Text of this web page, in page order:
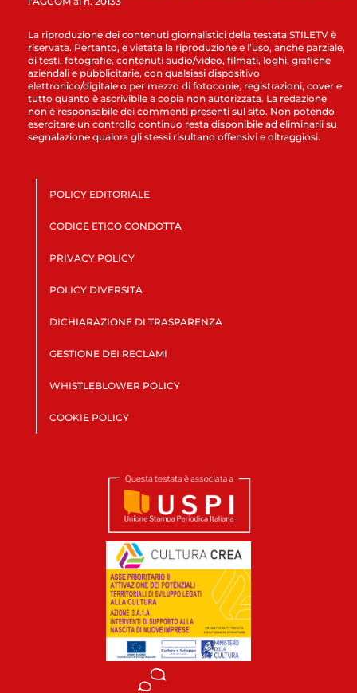
La riproduzione dei contenuti giornalistici della testata STILETV è
riservata. Pertanto, è vietata la riproduzione e l’uso, anche parziale,
di testi, fotografie, contenuti audio/video, filmati, loghi, grafiche
aziendali e pubblicitarie, con qualsiasi dispositivo
elettronico/digitale o per mezzo di fotocopie, registrazioni, cover e
tutto quanto è ascrivibile a copia non autorizzata. La redazione
non è responsabile dei commenti presenti sul sito. Non potendo
esercitare un controllo continuo resta disponibile ad eliminarli su
segnalazione qualora gli stessi risultano offensivi e oltraggiosi.
POLICY EDITORIALE
CODICE ETICO CONDOTTA
PRIVACY POLICY
POLICY DIVERSITÀ
DICHIARAZIONE DI TRASPARENZA
GESTIONE DEI RECLAMI
WHISTLEBLOWER POLICY
COOKIE POLICY